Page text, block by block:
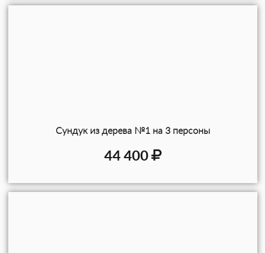
Сундук из дерева №1 на 3 персоны
44 400